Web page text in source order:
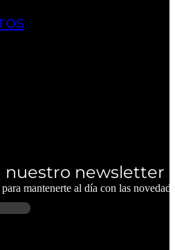
nuestro newsletter
mantenerte al día con las